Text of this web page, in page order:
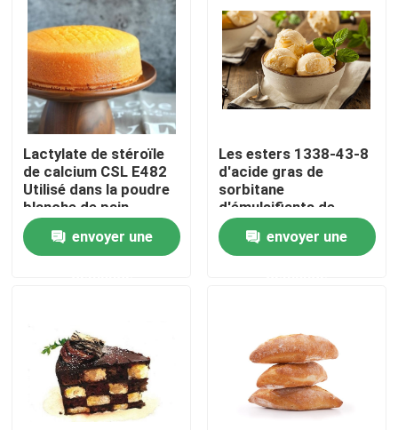
Maison
Produits
Exposition de VR
À propos de nous
Lactylate de stéroïle
de calcium CSL E482
Utilisé dans la poudre
blanche de pain
envoyer une
Les esters 1338-43-8
d'acide gras de
sorbitane
d'émulsifiants de
boulangerie enjambent
la cire E491 jaune-
clair
envoyer une